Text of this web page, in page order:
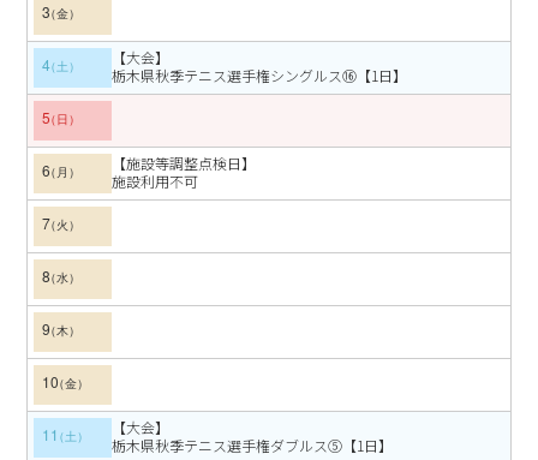
3
4
【大会】
栃木県秋季テニス選手権シングルス⑯【1日】
5
6
【施設等調整点検日】
施設利用不可
7
8
9
10
11
【大会】
栃木県秋季テニス選手権ダブルス⑤【1日】